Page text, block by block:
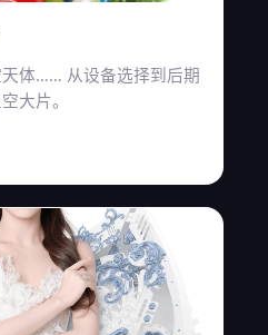
体…… 从设备选择到后期
大片。